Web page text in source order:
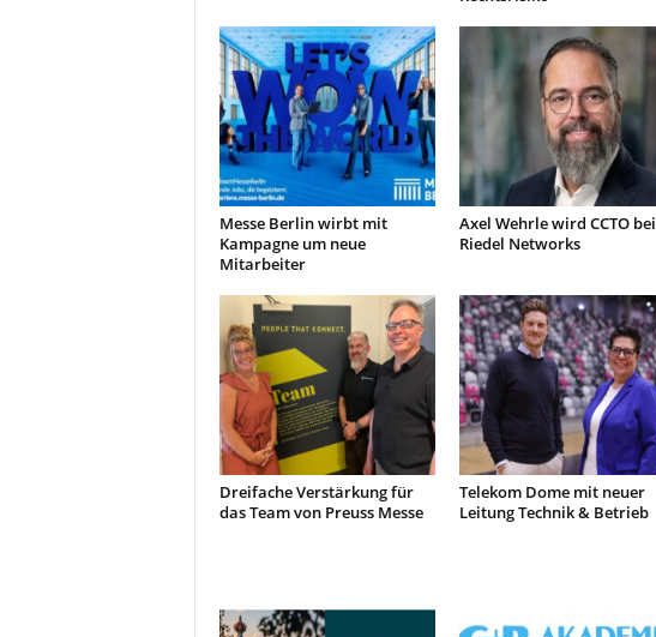
Messe Berlin wirbt mit
Kampagne um neue
Mitarbeiter
Axel Wehrle wird CCTO bei
Riedel Networks
Dreifache Verstärkung für
das Team von Preuss Messe
Telekom Dome mit neuer
Leitung Technik & Betrieb